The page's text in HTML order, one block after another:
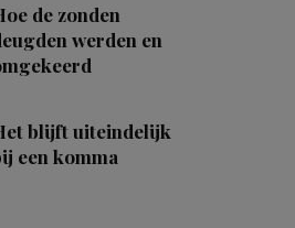
de zonden
werden en
blijft uiteindelijk
een komma